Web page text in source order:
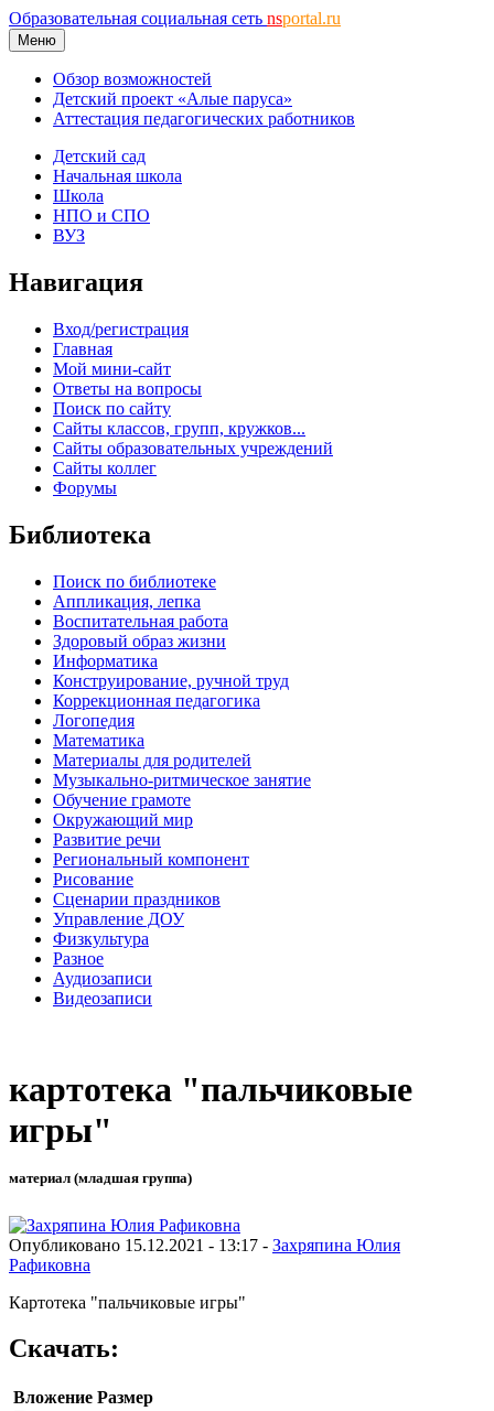
Образовательная социальная сеть nsportal.ru
Меню
Обзор возможностей
Детский проект «Алые паруса»
Аттестация педагогических работников
Детский сад
Начальная школа
Школа
НПО и СПО
ВУЗ
Навигация
Вход/регистрация
Главная
Мой мини-сайт
Ответы на вопросы
Поиск по сайту
Сайты классов, групп, кружков...
Сайты образовательных учреждений
Сайты коллег
Форумы
Библиотека
Поиск по библиотеке
Аппликация, лепка
Воспитательная работа
Здоровый образ жизни
Информатика
Конструирование, ручной труд
Коррекционная педагогика
Логопедия
Математика
Материалы для родителей
Музыкально-ритмическое занятие
Обучение грамоте
Окружающий мир
Развитие речи
Региональный компонент
Рисование
Сценарии праздников
Управление ДОУ
Физкультура
Разное
Аудиозаписи
Видеозаписи
картотека "пальчиковые
игры"
материал (младшая группа)
Опубликовано 15.12.2021 - 13:17 - Захряпина Юлия
Рафиковна
Картотека "пальчиковые игры"
Скачать:
Вложение Размер